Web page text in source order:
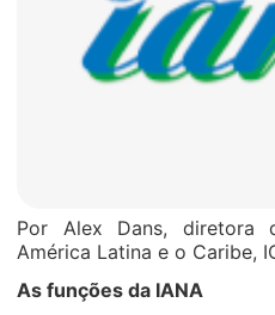
Por Alex Dans, diretora
América Latina e o Caribe,
As funções da IANA